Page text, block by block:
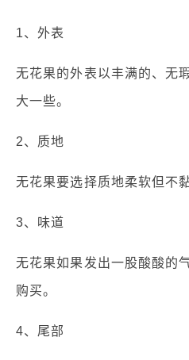
1、外表
无花果的外表以丰满的、无
大一些。
2、质地
无花果要选择质地柔软但不
3、味道
无花果如果发出一股酸酸的
购买。
4、尾部